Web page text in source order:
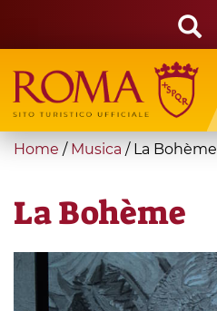
main
content
Search
form
Cerca
You
here
Home / Musica / La Bohème
La Bohème